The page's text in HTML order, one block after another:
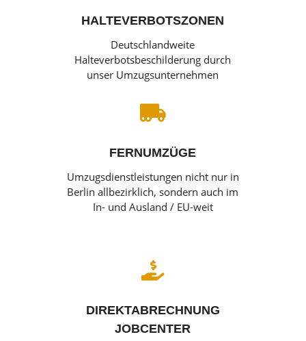
HALTEVERBOTSZONEN
Deutschlandweite
Halteverbotsbeschilderung durch
unser Umzugsunternehmen

FERNUMZÜGE
Umzugsdienstleistungen nicht nur in
Berlin allbezirklich, sondern auch im
In- und Ausland / EU-weit

DIREKTABRECHNUNG
JOBCENTER